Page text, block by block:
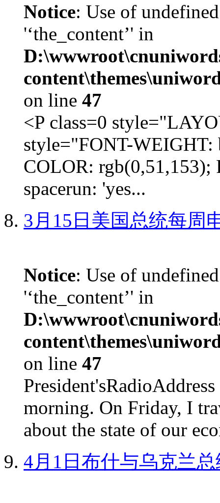
Notice: Use of
'‘the_content’' in
on line 47
<P class=0
style="FONT-
COLOR:
spacerun: 'yes...
3月15日美国总统每周
Notice: Use of
'‘the_content’' in
on line 47
morning. On Friday, I
about the state of our
4月1日布什与乌克兰